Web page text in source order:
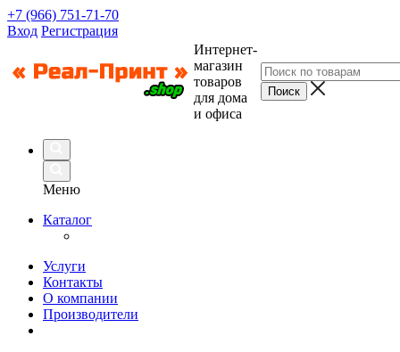
+7 (966) 751-71-70
Вход Регистрация
Интернет-
магазин
товаров
для дома
и офиса
Меню
Каталог
Услуги
Контакты
О компании
Производители